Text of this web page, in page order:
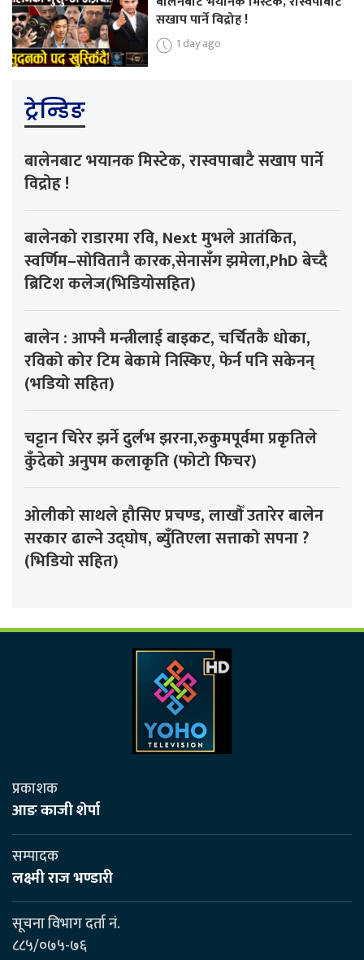
सखाप पार्ने विद्रोह !
1 day ago
ट्रेन्डिङ
बालेनबाट भयानक मिस्टेक, रास्वपाबाटै सखाप पार्ने
विद्रोह !
बालेनको राडारमा रवि, Next मुभले आतंकित,
स्वर्णिम–सोवितानै कारक,सेनासँग झमेला,PhD बेच्दै
ब्रिटिश कलेज(भिडियोसहित)
बालेन : आफ्नै मन्त्रीलाई बाइकट, चर्चितकै धोका,
रविको कोर टिम बेकामे निस्किए, फेर्न पनि सकेनन्
(भडियो सहित)
चट्टान चिरेर झर्ने दुर्लभ झरना,रुकुमपूर्वमा प्रकृतिले
कुँदेको अनुपम कलाकृति (फोटो फिचर)
ओलीको साथले हौसिए प्रचण्ड, लाखौँ उतारेर बालेन
सरकार ढाल्ने उद्घोष, ब्युँतिएला सत्ताको सपना ?
(भिडियो सहित)
प्रकाशक
आङ काजी शेर्पा
सम्पादक
लक्ष्मी राज भण्डारी
सूचना विभाग दर्ता नं.
८८५/०७५-७६